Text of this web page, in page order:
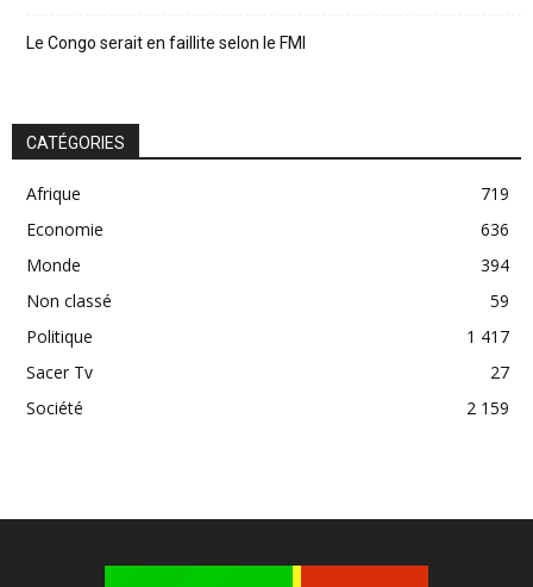
Le Congo serait en faillite selon le FMI
CATÉGORIES
Afrique
719
Economie
636
Monde
394
Non classé
59
Politique
1 417
Sacer Tv
27
Société
2 159